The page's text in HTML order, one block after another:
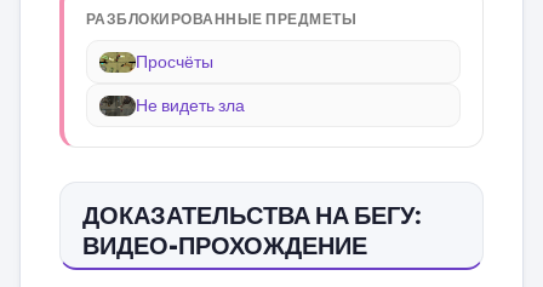
РАЗБЛОКИРОВАННЫЕ ПРЕДМЕТЫ
Просчёты
Не видеть зла
ДОКАЗАТЕЛЬСТВА НА БЕГУ:
ВИДЕО-ПРОХОЖДЕНИЕ